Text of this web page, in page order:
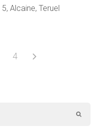
Alcaine, Teruel
4